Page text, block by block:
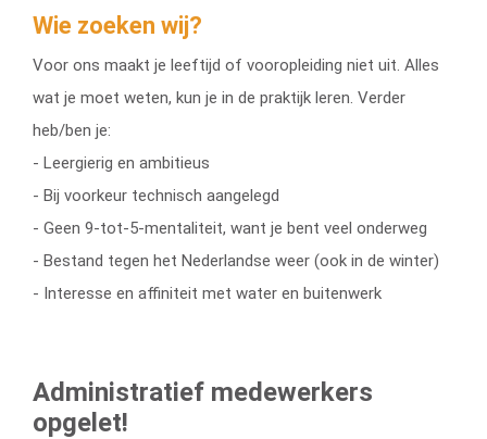
Wie zoeken wij?
Voor ons maakt je leeftijd of vooropleiding niet uit. Alles
wat je moet weten, kun je in de praktijk leren. Verder
heb/ben je:
- Leergierig en ambitieus
- Bij voorkeur technisch aangelegd
- Geen 9-tot-5-mentaliteit, want je bent veel onderweg
- Bestand tegen het Nederlandse weer (ook in de winter)
- Interesse en affiniteit met water en buitenwerk
Administratief medewerkers
opgelet!